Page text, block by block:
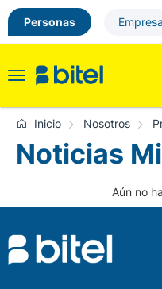
Personas
Toggle
Inicio Nosotros
Noticias
Aún no